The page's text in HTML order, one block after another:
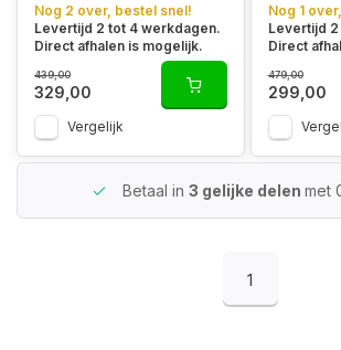
Nog 2 over, bestel snel!
Levertijd 2 tot 4 werkdagen.
Direct afhalen is mogelijk.
439,00
329,00
Vergelijk
Nog 1
Levertijd
Direct
479,00
299,00
Betaal in 3 gelijke delen met
1